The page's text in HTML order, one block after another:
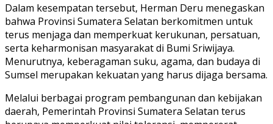
Dalam kesempatan tersebut, Herman Deru menegaskan
bahwa Provinsi Sumatera Selatan berkomitmen untuk
terus menjaga dan memperkuat kerukunan, persatuan,
serta keharmonisan masyarakat di Bumi Sriwijaya.
Menurutnya, keberagaman suku, agama, dan budaya di
Sumsel merupakan kekuatan yang harus dijaga bersama.
Melalui berbagai program pembangunan dan kebijakan
daerah, Pemerintah Provinsi Sumatera Selatan terus